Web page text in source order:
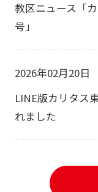
教区ニュース「
号」
2026年02月20日
LINE版カリタス
れました